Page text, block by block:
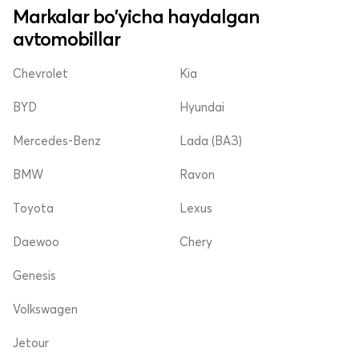
Markalar bo'yicha haydalgan
avtomobillar
Chevrolet
BYD
Mercedes-Benz
Kia
Hyundai
Lada (ВАЗ)
BMW
Toyota
Daewoo
Ravon
Lexus
Chery
Genesis
Volkswagen
Jetour